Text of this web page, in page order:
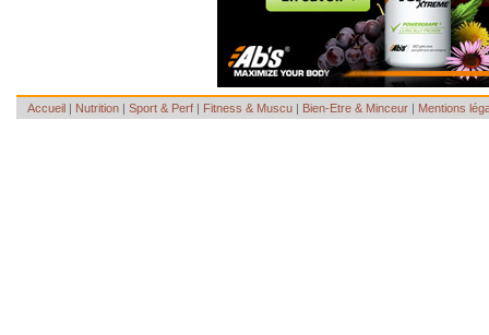
Accueil | Nutrition | Sport & Perf | Fitness & Muscu | Bien-Etre & Minceur | Mentions